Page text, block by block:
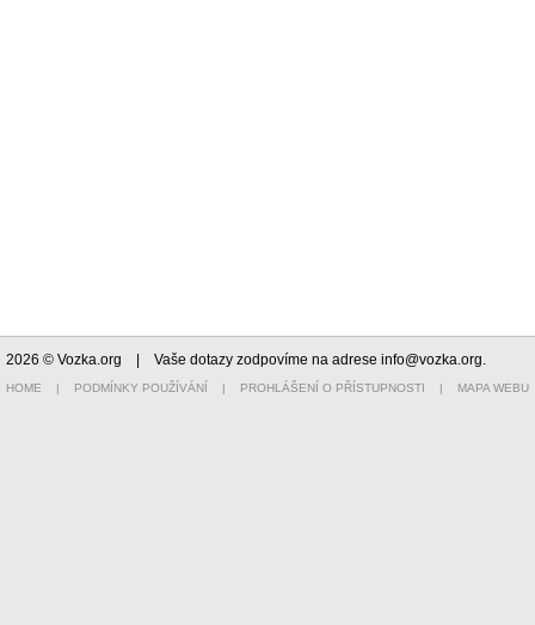
2026 © Vozka.org | Vaše dotazy zodpovíme na adrese info@vozka.org.
HOME | PODMÍNKY POUŽÍVÁNÍ | PROHLÁŠENÍ O PŘÍSTUPNOSTI | MAPA WEBU